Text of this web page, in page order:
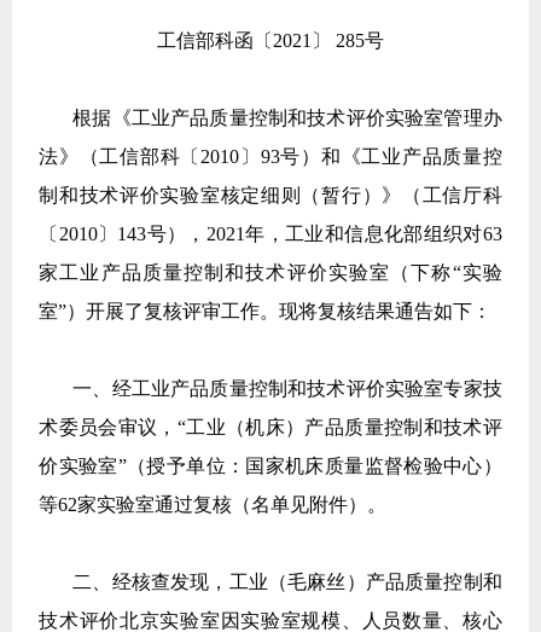
工信部科函〔2021〕 285号
根据《工业产品质量控制和技术评价实验室管理办
法》（工信部科〔2010〕93号）和《工业产品质量控
制和技术评价实验室核定细则（暂行）》（工信厅科
〔2010〕143号），2021年，工业和信息化部组织对63
家工业产品质量控制和技术评价实验室（下称“实验
室”）开展了复核评审工作。现将复核结果通告如下：
一、经工业产品质量控制和技术评价实验室专家技
术委员会审议，“工业（机床）产品质量控制和技术评
价实验室”（授予单位：国家机床质量监督检验中心）
等62家实验室通过复核（名单见附件）。
二、经核查发现，工业（毛麻丝）产品质量控制和
技术评价北京实验室因实验室规模、人员数量、核心